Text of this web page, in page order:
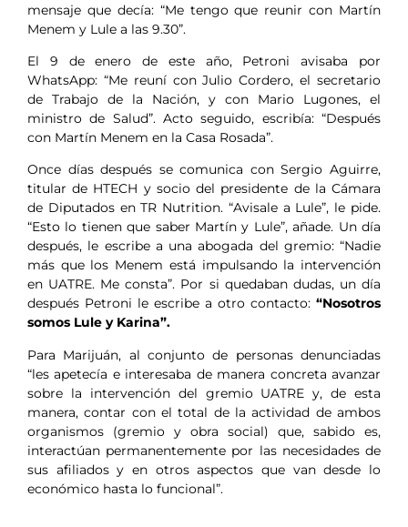
mensaje que decía: “Me tengo que reunir con Martín
Menem y Lule a las 9.30”.
El 9 de enero de este año, Petroni avisaba por
WhatsApp: “Me reuní con Julio Cordero, el secretario
de Trabajo de la Nación, y con Mario Lugones, el
ministro de Salud”. Acto seguido, escribía: “Después
con Martín Menem en la Casa Rosada”.
Once días después se comunica con Sergio Aguirre,
titular de HTECH y socio del presidente de la Cámara
de Diputados en TR Nutrition. “Avisale a Lule”, le pide.
“Esto lo tienen que saber Martín y Lule”, añade. Un día
después, le escribe a una abogada del gremio: “Nadie
más que los Menem está impulsando la intervención
en UATRE. Me consta”. Por si quedaban dudas, un día
después Petroni le escribe a otro contacto: “Nosotros
somos Lule y Karina”.
Para Marijuán, al conjunto de personas denunciadas
“les apetecía e interesaba de manera concreta avanzar
sobre la intervención del gremio UATRE y, de esta
manera, contar con el total de la actividad de ambos
organismos (gremio y obra social) que, sabido es,
interactúan permanentemente por las necesidades de
sus afiliados y en otros aspectos que van desde lo
económico hasta lo funcional”.